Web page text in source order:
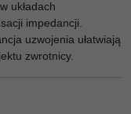
układach
impedancji.
uzwojenia ułatwiają
zwrotnicy.